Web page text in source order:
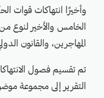
وأخيرًا انتهاكات قوات
الخامس والأخير لنوع من
المهاجرين، والقانون
تم تقسيم فصول
التقرير إلى مجموعة